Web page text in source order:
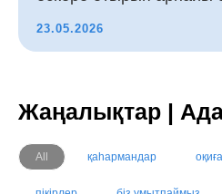
23.05.2026
Жаңалықтар |
All қаһармандар